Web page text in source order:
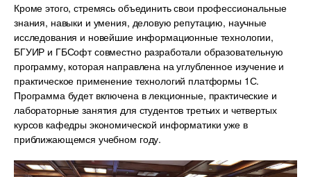
Кроме этого, стремясь объединить свои профессиональные
знания, навыки и умения, деловую репутацию, научные
исследования и новейшие информационные технологии,
БГУИР и ГБСофт совместно разработали образовательную
программу, которая направлена на углубленное изучение и
практическое применение технологий платформы 1С.
Программа будет включена в лекционные, практические и
лабораторные занятия для студентов третьих и четвертых
курсов кафедры экономической информатики уже в
приближающемся учебном году.